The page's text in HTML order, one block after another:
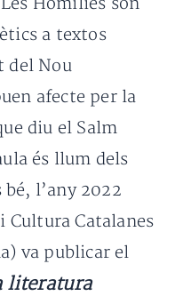
a textos
del Nou
afecte per la
diu el Salm
és llum dels
bé, l’any 2022
Cultura Catalanes
va publicar el
literatura